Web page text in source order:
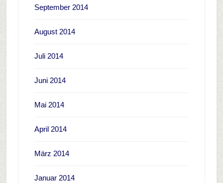
September 2014
August 2014
Juli 2014
Juni 2014
Mai 2014
April 2014
März 2014
Januar 2014